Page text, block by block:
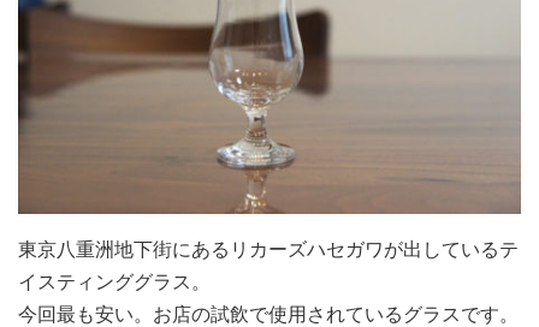
東京八重洲地下街にあるリカーズハセガワが出しているテ
イスティンググラス。
今回最も安い。お店の試飲で使用されているグラスです。